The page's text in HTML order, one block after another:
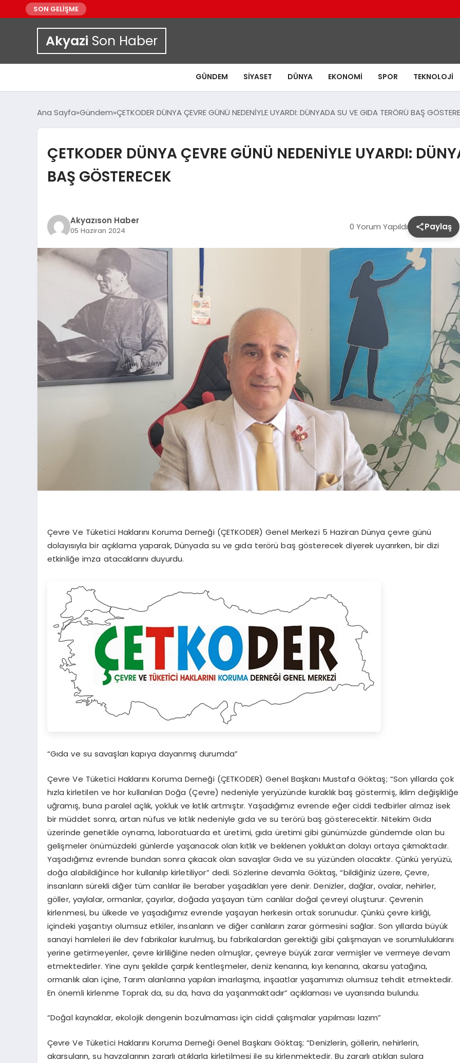
SON GELİŞME
Akyazi Son Haber
GÜNDEM SIYASET DÜNYA EKONOMI SPOR TEKNOLOJI
Ana Sayfa Gündem ÇETKODER DÜNYA ÇEVRE GÜNÜ NEDENİYLE UYARDI: DÜNYADA SU VE GIDA TERÖRÜ BAŞ
ÇETKODER DÜNYA ÇEVRE GÜNÜ NEDENİYLE UYARDI:
BAŞ GÖSTERECEK
Akyazıson Haber
05 Haziran 2024 0 Yorum Yapıldı Paylaş
Çevre Ve Tüketici Haklarını Koruma Derneği (ÇETKODER) Genel Merkezi 5 Haziran Dünya çevre günü
dolayısıyla bir açıklama yaparak, Dünyada su ve gıda terörü baş gösterecek diyerek uyarırken, bir dizi
etkinliğe imza atacaklarını duyurdu.
“Gıda ve su savaşları kapıya dayanmış durumda”
Çevre Ve Tüketici Haklarını Koruma Derneği (ÇETKODER) Genel Başkanı Mustafa Göktaş; “Son yıllarda çok
hızla kirletilen ve hor kullanılan Doğa (Çevre) nedeniyle yeryüzünde kuraklık baş göstermiş, iklim değişikliğe
uğramış, buna paralel açlık, yokluk ve kıtlık artmıştır. Yaşadığımız evrende eğer ciddi tedbirler almaz isek
bir müddet sonra, artan nüfus ve kıtlık nedeniyle gıda ve su terörü baş gösterecektir. Nitekim Gıda
üzerinde genetikle oynama, laboratuarda et üretimi, gıda üretimi gibi günümüzde gündemde olan bu
gelişmeler önümüzdeki günlerde yaşanacak olan kıtlık ve beklenen yokluktan dolayı ortaya çıkmaktadır.
Yaşadığımız evrende bundan sonra çıkacak olan savaşlar Gıda ve su yüzünden olacaktır. Çünkü yeryüzü,
doğa alabildiğince hor kullanılıp kirletiliyor” dedi. Sözlerine devamla Göktaş, “bildiğiniz üzere, Çevre,
insanların sürekli diğer tüm canlılar ile beraber yaşadıkları yere denir. Denizler, dağlar, ovalar, nehirler,
göller, yaylalar, ormanlar, çayırlar, doğada yaşayan tüm canlılar doğal çevreyi oluşturur. Çevrenin
kirlenmesi, bu ülkede ve yaşadığımız evrende yaşayan herkesin ortak sorunudur. Çünkü çevre kirliği,
içindeki yaşantıyı olumsuz etkiler, insanların ve diğer canlıların zarar görmesini sağlar. Son yıllarda büyük
sanayi hamleleri ile dev fabrikalar kurulmuş, bu fabrikalardan gerektiği gibi çalışmayan ve sorumluluklarını
yerine getirmeyenler, çevre kirliliğine neden olmuşlar, çevreye büyük zarar vermişler ve vermeye devam
etmektedirler. Yine aynı şekilde çarpık kentleşmeler, deniz kenarına, kıyı kenarına, akarsu yatağına,
ormanlık alan içine, Tarım alanlarına yapılan imarlaşma, inşaatlar yaşamımızı olumsuz tehdit etmektedir.
En önemli kirlenme Toprak da, su da, hava da yaşanmaktadır” açıklaması ve uyarısında bulundu.
“Doğal kaynaklar, ekolojik dengenin bozulmaması için ciddi çalışmalar yapılması lazım”
Çevre Ve Tüketici Haklarını Koruma Derneği Genel Başkanı Göktaş; “Denizlerin, göllerin, nehirlerin,
akarsuların, su havzalarının zararlı atıklarla kirletilmesi ile su kirlenmektedir. Bu zararlı atıkları sulara